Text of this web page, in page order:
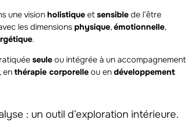
une visionholistiqueetsensiblede l’être
les dimensionsphysique,émotionnelle,
.
seuleou intégrée à un accompagnement
, enthérapie corporelleou endéveloppement
: un outil d’exploration intérieure.